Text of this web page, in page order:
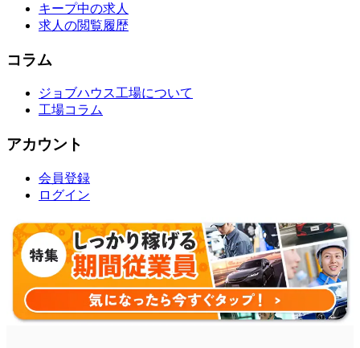
キープ中の求人
求人の閲覧履歴
コラム
ジョブハウス工場について
工場コラム
アカウント
会員登録
ログイン